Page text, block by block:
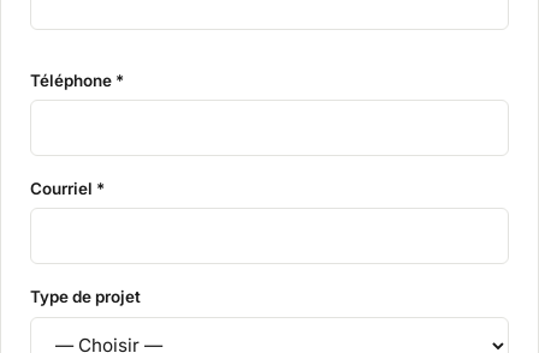
Téléphone *
Courriel *
Type de projet